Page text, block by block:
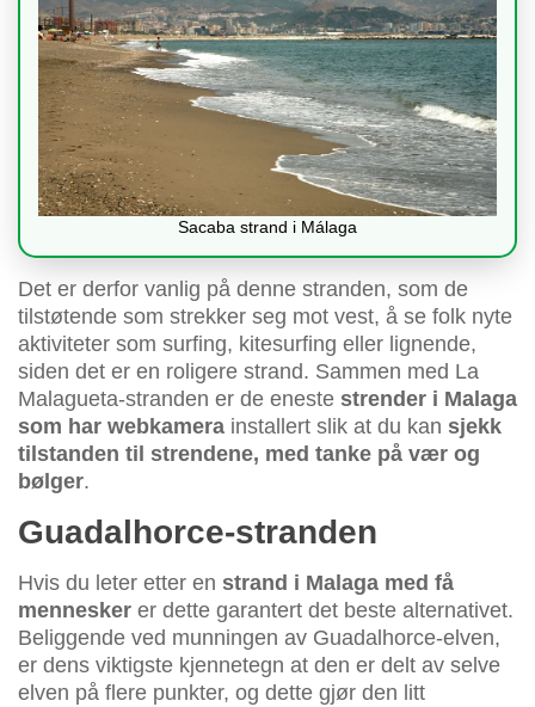
Sacaba strand i Málaga
Det er derfor vanlig på denne stranden, som de
tilstøtende som strekker seg mot vest, å se folk nyte
aktiviteter som surfing, kitesurfing eller lignende,
siden det er en roligere strand. Sammen med La
Malagueta-stranden er de eneste strender i Malaga
som har webkamera installert slik at du kan sjekk
tilstanden til strendene, med tanke på vær og
bølger.
Guadalhorce-stranden
Hvis du leter etter en strand i Malaga med få
mennesker er dette garantert det beste alternativet.
Beliggende ved munningen av Guadalhorce-elven,
er dens viktigste kjennetegn at den er delt av selve
elven på flere punkter, og dette gjør den litt